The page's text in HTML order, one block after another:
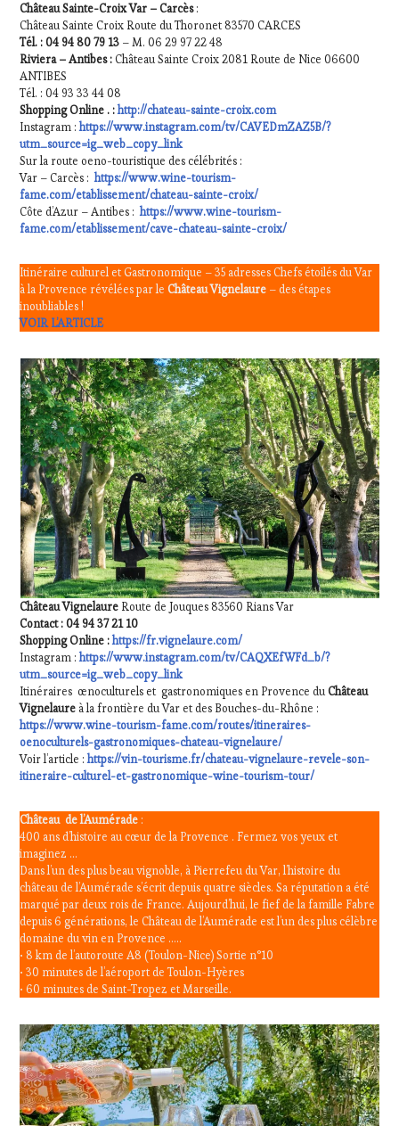
Château Sainte-Croix Var – Carcès:
Château Sainte Croix Route du Thoronet 83570 CARCES
Tél. : 04 94 80 79 13 – M. 06 29 97 22 48
Riviera – Antibes :Château Sainte Croix 2081 Route de Nice 06600
ANTIBES
Tél. : 04 93 33 44 08
Shopping Online . :http://chateau-sainte-croix.com
Instagram :https://www.instagram.com/tv/CAVEDmZAZ5B/?
utm_source=ig_web_copy_link
Sur la route oeno-touristique des célébrités :
Var – Carcès :https://www.wine-tourism-
fame.com/etablissement/chateau-sainte-croix/
Côte d’Azur – Antibes :https://www.wine-tourism-
fame.com/etablissement/cave-chateau-sainte-croix/
Itinéraire culturel et Gastronomique – 35 adresses Chefs étoilés du Var
à la Provence révélées par leChâteau Vignelaure – des étapes
inoubliables !
VOIR L’ARTICLE
Château Vignelaure Route de Jouques 83560 Rians Var
Contact : 04 94 37 21 10
Shopping Online :https://fr.vignelaure.com/
Instagram :https://www.instagram.com/tv/CAQXEfWFd_b/?
utm_source=ig_web_copy_link
Itinéraires œnoculturels et gastronomiques en Provence duChâteau
Vignelaure à la frontière du Var et des Bouches-du-Rhône :
https://www.wine-tourism-fame.com/routes/itineraires-
oenoculturels-gastronomiques-chateau-vignelaure/
Voir l’article :https://vin-tourisme.fr/chateau-vignelaure-revele-son-
itineraire-culturel-et-gastronomique-wine-tourism-tour/
Château de l’Aumérade :
400 ans d’histoire au cœur de la Provence . Fermez vos yeux et
imaginez …
Dans l’un des plus beau vignoble, à Pierrefeu du Var, l’histoire du
château de l’Aumérade s’écrit depuis quatre siècles. Sa réputation a été
marqué par deux rois de France. Aujourd’hui, le fief de la famille Fabre
depuis 6 générations, le Château de l’Aumérade est l’un des plus célèbre
domaine du vin en Provence …..
• 8 km de l’autoroute A8 (Toulon-Nice) Sortie n°10
• 30 minutes de l’aéroport de Toulon-Hyères
• 60 minutes de Saint-Tropez et Marseille.